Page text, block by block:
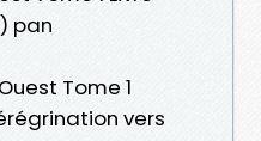
pan
Tome 1
vers